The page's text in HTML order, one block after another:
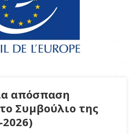
απόσπαση
Συμβούλιο της